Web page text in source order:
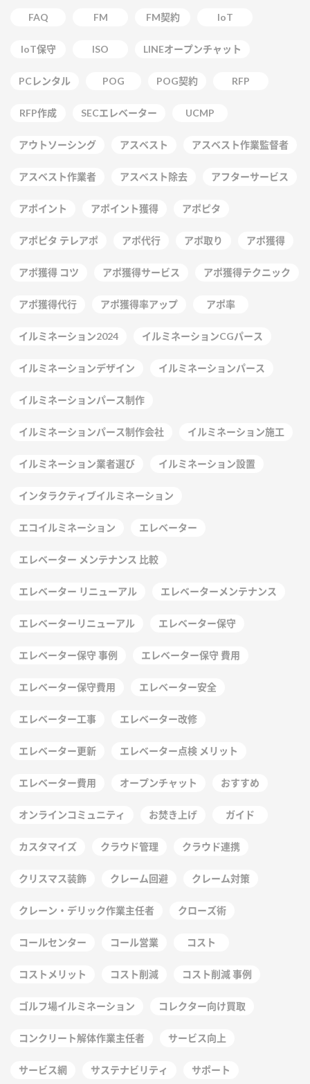
FAQ FM FM契約 IoT
IoT保守 ISO LINEオープンチャット
PCレンタル POG POG契約 RFP
RFP作成 SECエレベーター UCMP
アウトソーシング アスベスト アスベスト作業監督者
アスベスト作業者 アスベスト除去 アフターサービス
アポイント アポイント獲得 アポピタ
アポピタ テレアポ アポ代行 アポ取り アポ獲得
アポ獲得 コツ アポ獲得サービス アポ獲得テクニック
アポ獲得代行 アポ獲得率アップ アポ率
イルミネーション2024 イルミネーションCGパース
イルミネーションデザイン イルミネーションパース
イルミネーションパース制作
イルミネーションパース制作会社 イルミネーション施工
イルミネーション業者選び イルミネーション設置
インタラクティブイルミネーション
エコイルミネーション エレベーター
エレベーター メンテナンス 比較
エレベーター リニューアル エレベーターメンテナンス
エレベーターリニューアル エレベーター保守
エレベーター保守 事例 エレベーター保守 費用
エレベーター保守費用 エレベーター安全
エレベーター工事 エレベーター改修
エレベーター更新 エレベーター点検 メリット
エレベーター費用 オープンチャット おすすめ
オンラインコミュニティ お焚き上げ ガイド
カスタマイズ クラウド管理 クラウド連携
クリスマス装飾 クレーム回避 クレーム対策
クレーン・デリック作業主任者 クローズ術
コールセンター コール営業 コスト
コストメリット コスト削減 コスト削減 事例
ゴルフ場イルミネーション コレクター向け買取
コンクリート解体作業主任者 サービス向上
サービス網 サステナビリティ サポート